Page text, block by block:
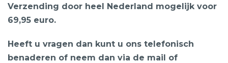
Verzending door heel Nederland mogelijk voor
69,95 euro.
Heeft u vragen dan kunt u ons telefonisch
benaderen of neem dan via de mail of